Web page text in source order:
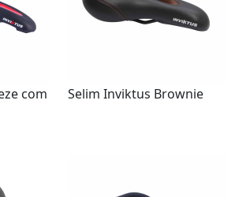
com
Selim Inviktus Brownie